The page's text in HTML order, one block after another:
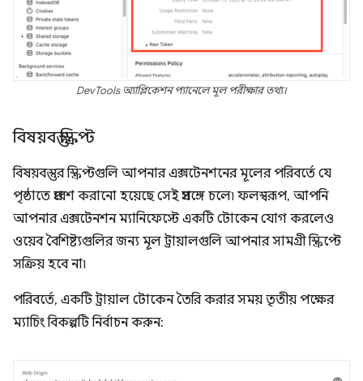
DevTools অ্যাপ্লিকেশন প্যানেলে মূল পরীক্ষার তথ্য।
বিষয়বস্তু স্ক্রিপ্ট
বিষয়বস্তুর স্ক্রিপ্টগুলি আপনার এক্সটেনশনের মূলের পরিবর্তে যে
পৃষ্ঠাতে প্রবেশ করানো হয়েছে সেই প্রসঙ্গে চলে৷ ফলস্বরূপ, আপনি
আপনার এক্সটেনশন ম্যানিফেস্টে একটি টোকেন যোগ করলেও
ওয়েব বৈশিষ্ট্যগুলির জন্য মূল ট্রায়ালগুলি আপনার সামগ্রী স্ক্রিপ্টে
সক্রিয় হবে না৷
পরিবর্তে, একটি ট্রায়াল টোকেন তৈরি করার সময় তৃতীয় পক্ষের
ম্যাচিং বিকল্পটি নির্বাচন করুন: